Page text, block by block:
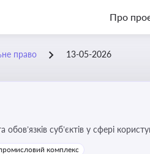
Про
право 13-05-2026
обов’язків суб’єктів у сфері
та держави, а також для
комплекс